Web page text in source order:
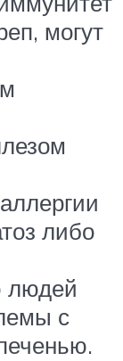
могут
либо
людей
с